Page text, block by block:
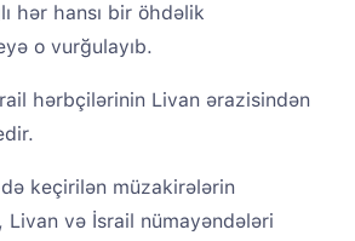
hər hansı bir öhdəlik
o vurğulayıb.
hərbçilərinin Livan ərazisindən
keçirilən müzakirələrin
Livan və İsrail nümayəndələri